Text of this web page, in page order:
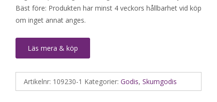
Bäst före: Produkten har minst 4 veckors hållbarhet vid köp
om inget annat anges.
Läs mera & köp
Artikelnr: 109230-1 Kategorier: Godis, Skumgodis